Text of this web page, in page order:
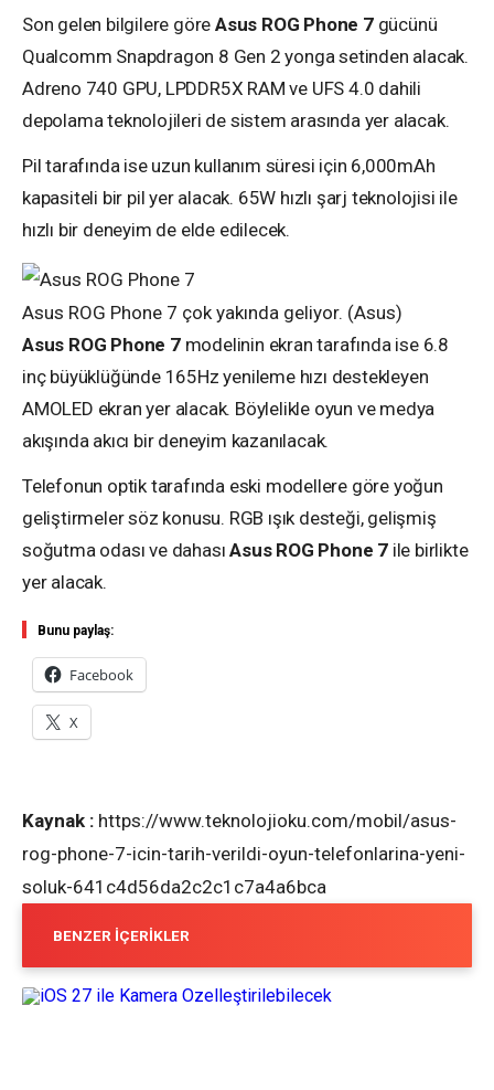
Son gelen bilgilere göre Asus ROG Phone 7gücünü
Qualcomm Snapdragon 8 Gen 2 yonga setinden alacak.
Adreno 740 GPU, LPDDR5X RAM ve UFS 4.0 dahili
depolama teknolojileri de sistem arasında yer alacak.
Pil tarafında ise uzun kullanım süresi için 6,000mAh
kapasiteli bir pil yer alacak. 65W hızlı şarj teknolojisi ile
hızlı bir deneyim de elde edilecek.
Asus ROG Phone 7 çok yakında geliyor. (Asus)
Asus ROG Phone 7modelinin ekran tarafında ise 6.8
inç büyüklüğünde 165Hz yenileme hızı destekleyen
AMOLED ekran yer alacak. Böylelikle oyun ve medya
akışında akıcı bir deneyim kazanılacak.
Telefonun optik tarafında eski modellere göre yoğun
geliştirmeler söz konusu. RGB ışık desteği, gelişmiş
soğutma odası ve dahasıAsus ROG Phone 7 ile birlikte
yer alacak.
Bunu paylaş:
Facebook
X
Kaynak : https://www.teknolojioku.com/mobil/asus-
rog-phone-7-icin-tarih-verildi-oyun-telefonlarina-yeni-
soluk-641c4d56da2c2c1c7a4a6bca
BENZER İÇERIKLER